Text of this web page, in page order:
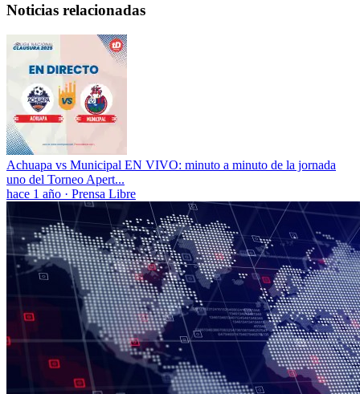
Noticias relacionadas
Achuapa vs Municipal EN VIVO: minuto a minuto de la jornada
uno del Torneo Apert...
hace 1 año · Prensa Libre